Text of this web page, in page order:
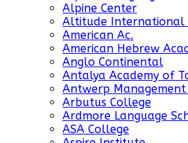
Alpine Center
Altitude International
American Ac.
American Hebrew
Anglo Continental
Antalya Academy of
Antwerp
Arbutus College
Ardmore Language
ASA College